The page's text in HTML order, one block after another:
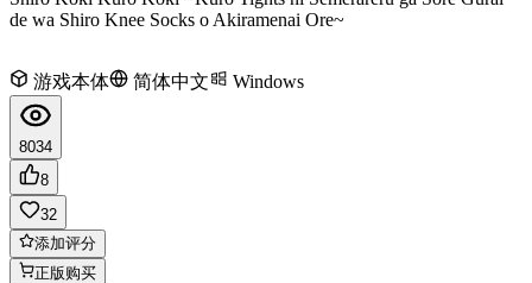
de wa Shiro Knee Socks o Akiramenai Ore~
游戏本体 简体中文 Windows
8034
8
32
添加评分
正版购买